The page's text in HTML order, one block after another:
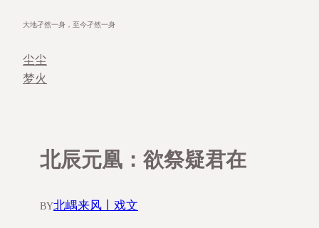
大地孑然一身，至今孑然一身
尘尘
梦火
北辰元凰：欲祭疑君在
BY北嵎来风丨戏文